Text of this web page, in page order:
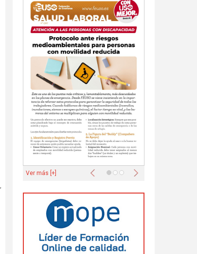
Anterior Siguiente
Ver más [+]